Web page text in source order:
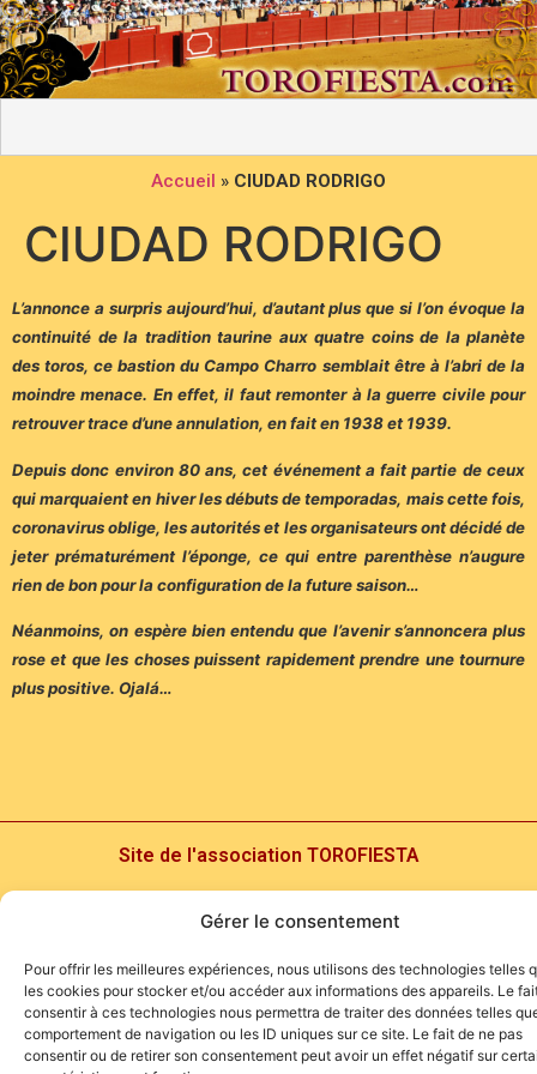
Gérer le consentement
Pour offrir les meilleures expériences, nous utilisons des technologies telles
les cookies pour stocker et/ou accéder aux informations des appareils. Le
consentir à ces technologies nous permettra de traiter des données telles
comportement de navigation ou les ID uniques sur ce site. Le fait de ne pas
consentir ou de retirer son consentement peut avoir un effet négatif sur
Accueil » CIUDAD RODRIGO
CIUDAD RODRIGO
L’annonce a surpris aujourd’hui, d’autant plus que si l’on évoque la
continuité de la tradition taurine aux quatre coins de la planète
des toros, ce bastion du Campo Charro semblait être à l’abri de la
moindre menace. En effet, il faut remonter à la guerre civile pour
retrouver trace d’une annulation, en fait en 1938 et 1939.
Depuis donc environ 80 ans, cet événement a fait partie de ceux
qui marquaient en hiver les débuts de temporadas, mais cette fois,
coronavirus oblige, les autorités et les organisateurs ont décidé de
jeter prématurément l’éponge, ce qui entre parenthèse n’augure
rien de bon pour la configuration de la future saison…
Néanmoins, on espère bien entendu que l’avenir s’annoncera plus
rose et que les choses puissent rapidement prendre une tournure
plus positive. Ojalá…
Site de l'association TOROFIESTA